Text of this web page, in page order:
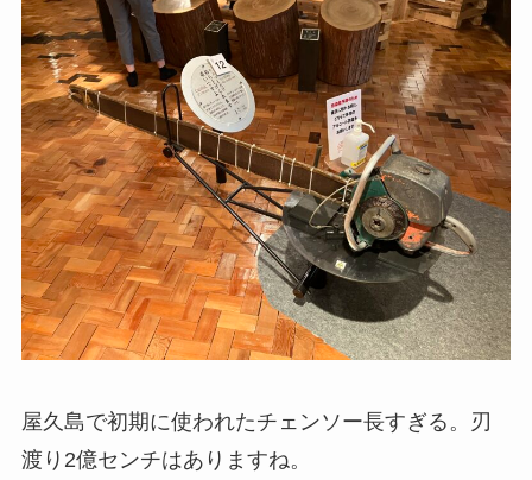
屋久島で初期に使われたチェンソー長すぎる。刃
渡り2億センチはありますね。